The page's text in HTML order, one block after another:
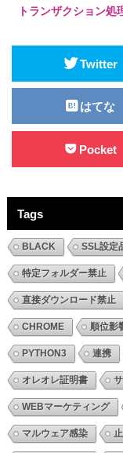
トランザクション処
Twitter
はてな
Pocket
Tags
BLACK SSL設定
特定フォルダー禁止
直接ダウンロード禁止
CHROME 順位影
PYTHON3 連携
オレオレ証明書
WEBマーケティング
マルウェア感染